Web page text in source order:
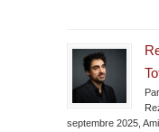
septembre 2025,